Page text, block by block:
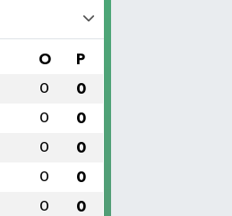
O P
0 0
0 0
0 0
0 0
0 0